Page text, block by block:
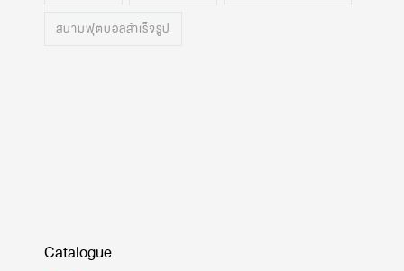
สนามฟุตบอลสำเร็จรูป
Catalogue